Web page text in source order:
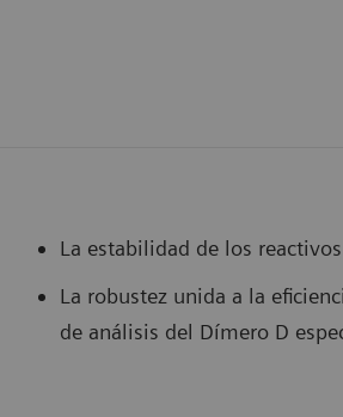
La estabilidad de los
La robustez unida a la
de análisis del Dímero D